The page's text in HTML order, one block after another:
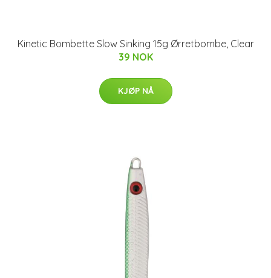
Kinetic Bombette Slow Sinking 15g Ørretbombe, Clear
39 NOK
KJØP NÅ